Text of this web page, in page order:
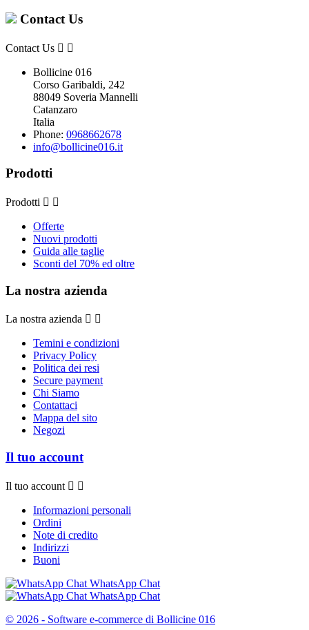
Contact Us
Contact Us  
Bollicine 016
Corso Garibaldi, 242
88049 Soveria Mannelli
Catanzaro
Italia
Phone: 0968662678
info@bollicine016.it
Prodotti
Prodotti  
Offerte
Nuovi prodotti
Guida alle taglie
Sconti del 70% ed oltre
La nostra azienda
La nostra azienda  
Temini e condizioni
Privacy Policy
Politica dei resi
Secure payment
Chi Siamo
Contattaci
Mappa del sito
Negozi
Il tuo account
Il tuo account  
Informazioni personali
Ordini
Note di credito
Indirizzi
Buoni
WhatsApp Chat
WhatsApp Chat
© 2026 - Software e-commerce di Bollicine 016